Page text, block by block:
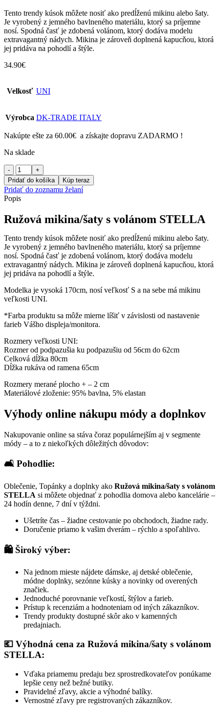
Tento trendy kúsok môžete nosiť ako predĺženú mikinu alebo šaty.
Je vyrobený z jemného bavlneného materiálu, ktorý sa príjemne
nosí. Spodná časť je zdobená volánom, ktorý dodáva modelu
extravagantný nádych. Mikina je zároveň doplnená kapucňou, ktorá
jej pridáva na pohodlí a štýle.
34.90€
Velkosť UNI
Výrobca DK-TRADE ITALY
Nakúpte ešte za 60.00€ a získajte dopravu ZADARMO !
Na sklade
množstvo
Ružová
mikina/
šaty
s
STELLA
Pridať do košíka Kúp teraz
Pridať do zoznamu želaní
Popis
Ružová mikina/šaty s volánom STELLA
Tento trendy kúsok môžete nosiť ako predĺženú mikinu alebo šaty.
Je vyrobený z jemného bavlneného materiálu, ktorý sa príjemne
nosí. Spodná časť je zdobená volánom, ktorý dodáva modelu
extravagantný nádych. Mikina je zároveň doplnená kapucňou, ktorá
jej pridáva na pohodlí a štýle.
Modelka je vysoká 170cm, nosí veľkosť S a na sebe má mikinu
veľkosti UNI.
*Farba produktu sa môže mierne líšiť v závislosti od nastavenie
farieb Vášho displeja/monitora.
Rozmery veľkosti UNI:
Rozmer od podpazušia ku podpazušiu od 56cm do 62cm
Celková dĺžka 80cm
Dĺžka rukáva od ramena 65cm
Rozmery merané plocho + – 2 cm
Materiálové zloženie: 95% bavlna, 5% elastan
Výhody online nákupu módy a doplnkov
Nakupovanie online sa stáva čoraz populárnejším aj v segmente
módy – a to z niekoľkých dôležitých dôvodov:
🛋️ Pohodlie:
Oblečenie, Topánky a doplnky ako Ružová mikina/šaty s volánom
STELLA si môžete objednať z pohodlia domova alebo kancelárie –
24 hodín denne, 7 dní v týždni.
Ušetríte čas – žiadne cestovanie po obchodoch, žiadne rady.
Doručenie priamo k vašim dverám – rýchlo a spoľahlivo.
🛍️ Široký výber:
Na jednom mieste nájdete dámske, aj detské oblečenie,
módne doplnky, sezónne kúsky a novinky od overených
značiek.
Jednoduché porovnanie veľkostí, štýlov a farieb.
Prístup k recenziám a hodnoteniam od iných zákazníkov.
Trendy produkty dostupné skôr ako v kamenných
predajniach.
💶 Výhodná cena za Ružová mikina/šaty s volánom
STELLA:
Vďaka priamemu predaju bez sprostredkovateľov ponúkame
lepšie ceny než bežné butiky.
Pravidelné zľavy, akcie a výhodné balíky.
Vernostné zľavy pre registrovaných zákazníkov.